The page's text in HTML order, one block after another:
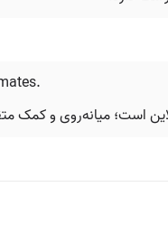
است؛ میانه‌روی و کمک